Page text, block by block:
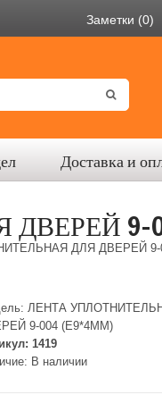
Заметки (0)
Доставка и
9-
ДЛЯ ДВЕРЕЙ 9-
ЛЕНТА
9-004 (E9*4MM)
1419
В наличии